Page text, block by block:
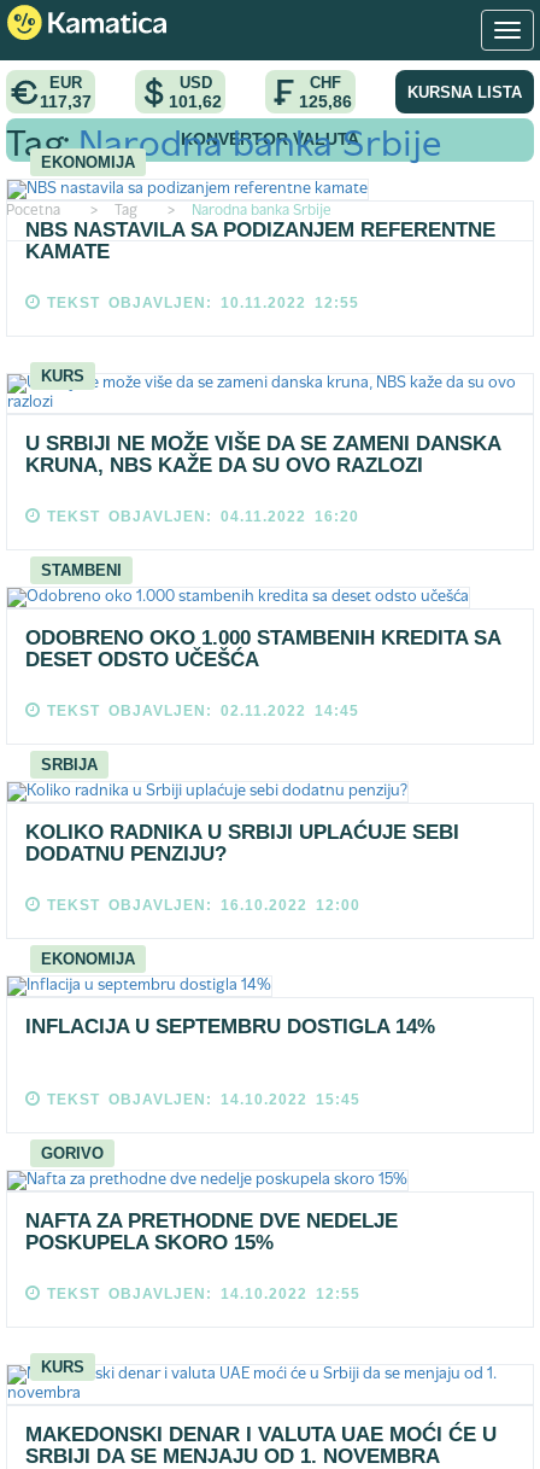
EUR
117,37
USD
101,62
CHF
125,86 KURSNA LISTA
KONVERTOR VALUTA
Pocetna > Tag > Narodna banka Srbije
Tag:Narodna banka Srbije
EKONOMIJA
NBS NASTAVILA SA PODIZANJEM REFERENTNE
KAMATE
TEKST OBJAVLJEN: 10.11.2022 12:55
KURS
U SRBIJI NE MOŽE VIŠE DA SE ZAMENI DANSKA
KRUNA, NBS KAŽE DA SU OVO RAZLOZI
TEKST OBJAVLJEN: 04.11.2022 16:20
STAMBENI
ODOBRENO OKO 1.000 STAMBENIH KREDITA SA
DESET ODSTO UČEŠĆA
TEKST OBJAVLJEN: 02.11.2022 14:45
SRBIJA
KOLIKO RADNIKA U SRBIJI UPLAĆUJE SEBI
DODATNU PENZIJU?
TEKST OBJAVLJEN: 16.10.2022 12:00
EKONOMIJA
INFLACIJA U SEPTEMBRU DOSTIGLA 14%
TEKST OBJAVLJEN: 14.10.2022 15:45
GORIVO
NAFTA ZA PRETHODNE DVE NEDELJE
POSKUPELA SKORO 15%
TEKST OBJAVLJEN: 14.10.2022 12:55
KURS
MAKEDONSKI DENAR I VALUTA UAE MOĆI ĆE U
SRBIJI DA SE MENJAJU OD 1. NOVEMBRA